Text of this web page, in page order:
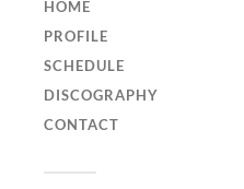
HOME
PROFILE
SCHEDULE
DISCOGRAPHY
CONTACT